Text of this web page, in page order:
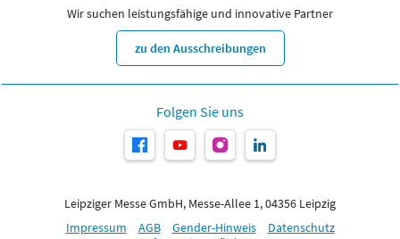
Wir suchen leistungsfähige und innovative Partner
zu den Ausschreibungen
Folgen Sie uns
Leipziger Messe GmbH, Messe-Allee 1, 04356 Leipzig
Impressum
AGB Gender-Hinweis
Datenschutz